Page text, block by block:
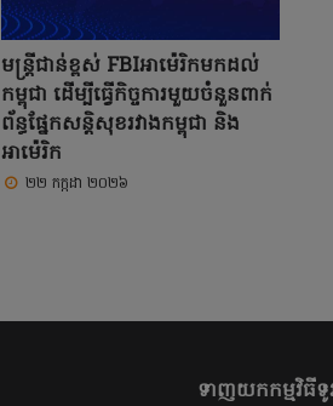
មន្ត្រីជាន់ខ្ពស់ FBIអាម៉េរិកមកដល់
កម្ពុជា ដើម្បីធ្វើកិច្ចការមួយចំនួនពាក់
ព័ន្ធផ្នែកសន្តិសុខរវាងកម្ពុជា និង
អាម៉េរិក
២២ កក្កដា ២០២៦
ទាញយកកម្មវិធីទូ